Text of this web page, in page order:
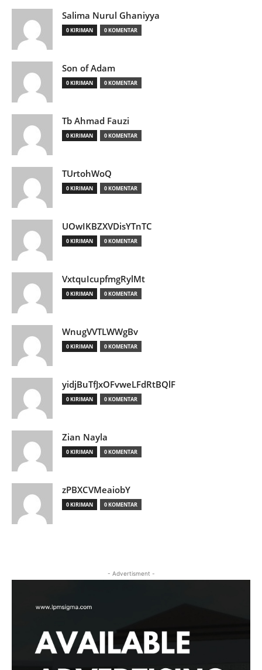
Salima Nurul Ghaniyya
0 KIRIMAN 0 KOMENTAR
Son of Adam
0 KIRIMAN 0 KOMENTAR
Tb Ahmad Fauzi
0 KIRIMAN 0 KOMENTAR
TUrtohWoQ
0 KIRIMAN 0 KOMENTAR
UOwIKBZXVDisYTnTC
0 KIRIMAN 0 KOMENTAR
VxtquIcupfmgRylMt
0 KIRIMAN 0 KOMENTAR
WnugVVTLWWgBv
0 KIRIMAN 0 KOMENTAR
yidjBuTfJxOFvweLFdRtBQlF
0 KIRIMAN 0 KOMENTAR
Zian Nayla
0 KIRIMAN 0 KOMENTAR
zPBXCVMeaiobY
0 KIRIMAN 0 KOMENTAR
- Advertisment -